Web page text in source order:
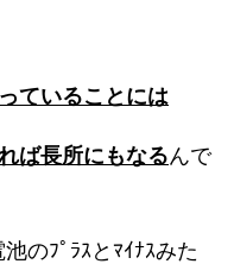
ていることには
ば長所にもなるんで
のﾌﾟﾗｽとﾏｲﾅｽみた